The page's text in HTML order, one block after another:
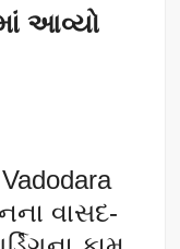
આવ્યો
વાસદ-